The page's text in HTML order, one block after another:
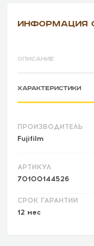
ИНФОРМАЦИЯ
ОПИСАНИЕ
ХАРАКТЕРИСТИКИ
ПРОИЗВОДИТЕЛЬ
Fujifilm
АРТИКУЛ
70100144526
СРОК ГАРАНТИИ
12 мес